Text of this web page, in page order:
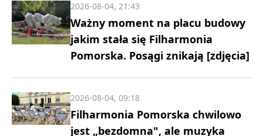
Ważny moment na placu budowy
jakim stała się Filharmonia
Pomorska. Posągi znikają [zdjęcia]
2026-08-04, 21:43
Filharmonia Pomorska chwilowo
jest „bezdomna", ale muzyka
2026-08-04, 09:18